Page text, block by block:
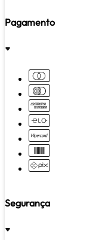
Pagamento
Segurança